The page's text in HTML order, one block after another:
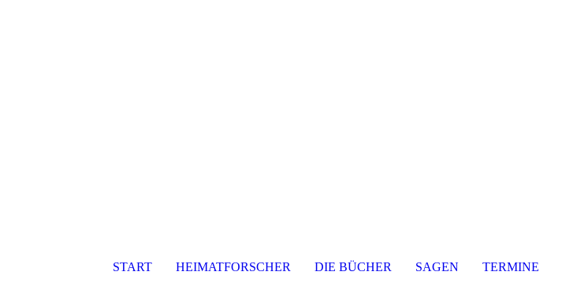
START HEIMATFORSCHER DIE BÜCHER SAGEN TERMINE